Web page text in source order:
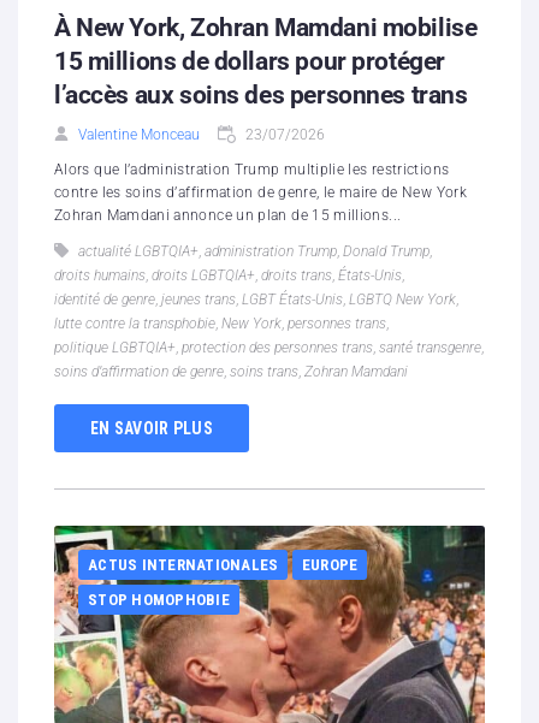
À New York, Zohran Mamdani mobilise
15 millions de dollars pour protéger
l’accès aux soins des personnes trans
Valentine Monceau 23/07/2026
Alors que l’administration Trump multiplie les restrictions
contre les soins d’affirmation de genre, le maire de New York
Zohran Mamdani annonce un plan de 15 millions...
actualité LGBTQIA+, administration Trump, Donald Trump,
droits humains, droits LGBTQIA+, droits trans, États-Unis,
identité de genre, jeunes trans, LGBT États-Unis, LGBTQ New York,
lutte contre la transphobie, New York, personnes trans,
politique LGBTQIA+, protection des personnes trans, santé transgenre,
soins d’affirmation de genre, soins trans, Zohran Mamdani
EN SAVOIR PLUS
ACTUS INTERNATIONALES
EUROPE
STOP HOMOPHOBIE